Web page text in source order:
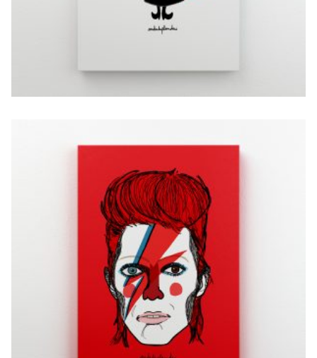
BOWIE
€20,00